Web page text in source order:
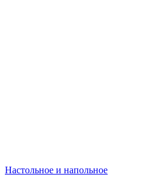
Настольное и напольное